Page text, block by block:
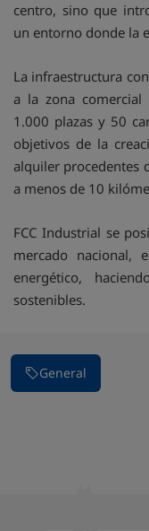
centro, sino que
un entorno donde la
La infraestructura
a la zona
1.000 plazas y 50
objetivos de la
alquiler procedentes
a menos de 10
FCC Industrial se
mercado nacional,
energético,
sostenibles.
General